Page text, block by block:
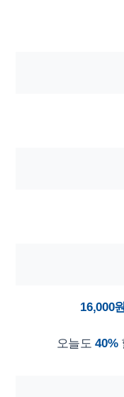
16,000원
오늘도40%